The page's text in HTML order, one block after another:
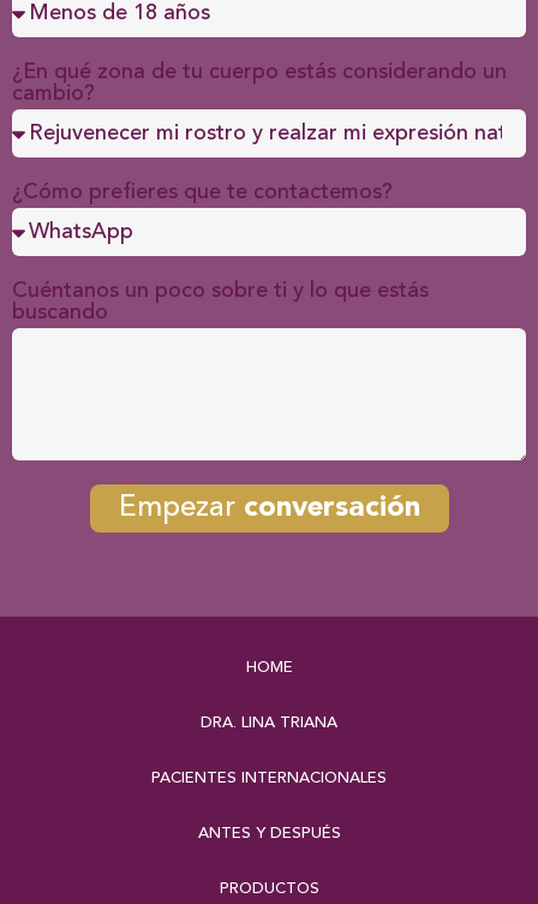
¿En qué zona de tu cuerpo estás considerando un
cambio?
¿Cómo prefieres que te contactemos?
Cuéntanos un poco sobre ti y lo que estás
buscando
Empezar conversación
HOME
DRA. LINA TRIANA
PACIENTES INTERNACIONALES
ANTES Y DESPUÉS
PRODUCTOS